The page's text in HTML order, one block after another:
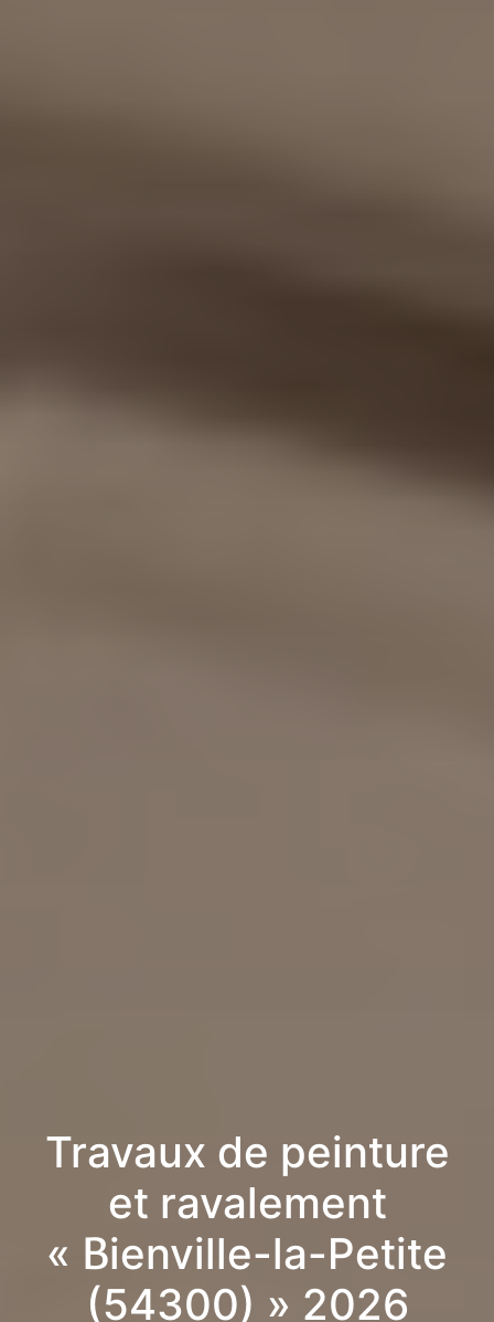
Travaux de peinture
et ravalement
« Bienville-la-Petite
(54300) » 2026